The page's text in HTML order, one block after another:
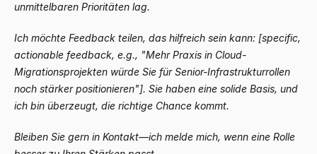
unmittelbaren Prioritäten lag.
Ich möchte Feedback teilen, das hilfreich sein kann: [specific,
actionable feedback, e.g., "Mehr Praxis in Cloud-
Migrationsprojekten würde Sie für Senior-Infrastrukturrollen
noch stärker positionieren"]. Sie haben eine solide Basis, und
ich bin überzeugt, die richtige Chance kommt.
Bleiben Sie gern in Kontakt—ich melde mich, wenn eine Rolle